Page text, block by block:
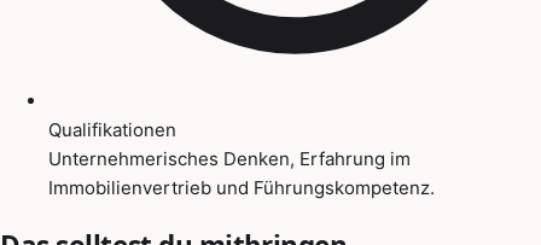
Qualifikationen
Unternehmerisches Denken, Erfahrung im
Immobilienvertrieb und Führungskompetenz.